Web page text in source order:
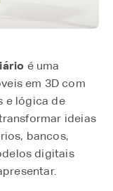
é uma
em 3D com
e lógica de
ideias
bancos,
digitais